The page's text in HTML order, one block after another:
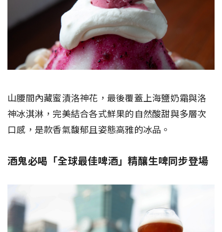
山腰間內藏蜜漬洛神花，最後覆蓋上海鹽奶霜與洛
神冰淇淋，完美結合各式鮮果的自然酸甜與多層次
口感，是款香氣馥郁且姿態高雅的冰品。
酒鬼必喝「全球最佳啤酒」精釀生啤同步登場